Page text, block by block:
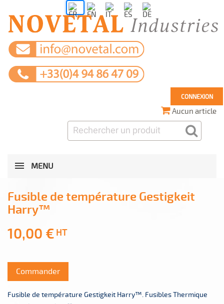
CONNEXION
Aucun article
MENU
Fusible de température Gestigkeit
Harry™
10,00 € HT
Commander
Fusible de température Gestigkeit Harry™. Fusibles Thermique